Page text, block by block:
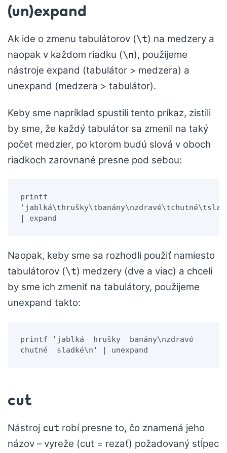
(un)expand
Ak ide o zmenu tabulátorov (\t) na medzery a
naopak v každom riadku (\n), použijeme
nástroje expand (tabulátor > medzera) a
unexpand (medzera > tabulátor).
Keby sme napríklad spustili tento príkaz, zistili
by sme, že každý tabulátor sa zmenil na taký
počet medzier, po ktorom budú slová v oboch
riadkoch zarovnané presne pod sebou:
printf
| expand
Naopak, keby sme sa rozhodli použiť namiesto
tabulátorov (\t) medzery (dve a viac) a chceli
by sme ich zmeniť na tabulátory, použijeme
unexpand takto:
printf 'jablká  hrušky  banány\nzdravé
chutné  sladké\n' | unexpand
cut
Nástroj cut robí presne to, čo znamená jeho
názov – vyreže (cut = rezať) požadovaný stĺpec